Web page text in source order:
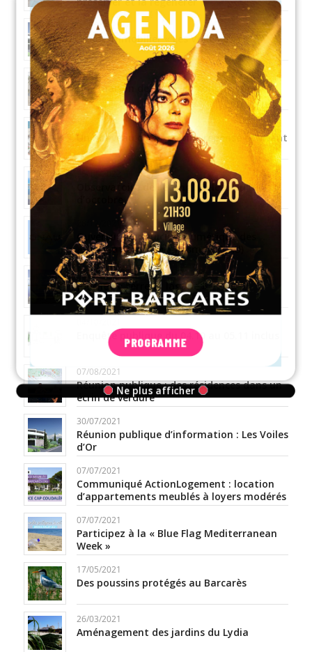
07/05/2025
Projet Immobilier « Les Voiles d’Or »
06/05/2025
Une maison de santé en construction
30/04/2025
Un nouveau coeur de ville repensé et vivant
15/11/2022
Observatoire de l’étang : Relevé du mois
28/12/2021
Ouverture du guichet numérique des
autorisations d’urbanisme (GNAU)
13/10/2021
Journée « terre et lagune »
Enquête publique du 04.10 au 05.11 inclus
07/08/2021
Réunion publique : des résidences dans un
écrin de verdure
30/07/2021
Réunion publique d’information : Les Voiles
d’Or
07/07/2021
Communiqué ActionLogement : location
d’appartements meublés à loyers modérés
07/07/2021
Participez à la « Blue Flag Mediterranean
Week »
17/05/2021
Des poussins protégés au Barcarès
26/03/2021
Aménagement des jardins du Lydia
PROGRAMME
Ne plus afficher